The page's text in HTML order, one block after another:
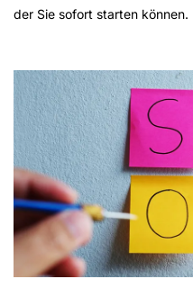
der Sie sofort starten können.